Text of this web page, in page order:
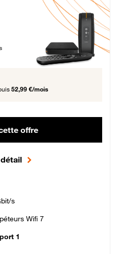
57,99 € par mois, Engagement 12 mois
52,99 €/mois
offre
s
Wifi 7
1